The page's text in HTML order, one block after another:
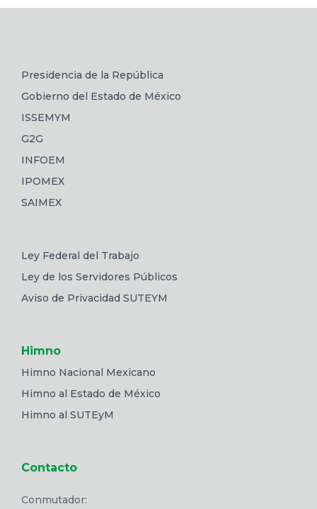
Presidencia de la República
Gobierno del Estado de México
ISSEMYM
G2G
INFOEM
IPOMEX
SAIMEX
Ley Federal del Trabajo
Ley de los Servidores Públicos
Aviso de Privacidad SUTEYM
Himno
Himno Nacional Mexicano
Himno al Estado de México
Himno al SUTEyM
Contacto
Conmutador: